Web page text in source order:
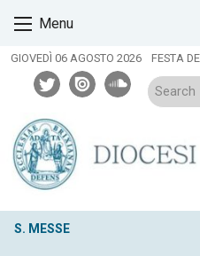
content
Menu
GIOVEDÌ 06 AGOSTO 2026 FESTA
twitterissuusoundcloud
S. MESSE